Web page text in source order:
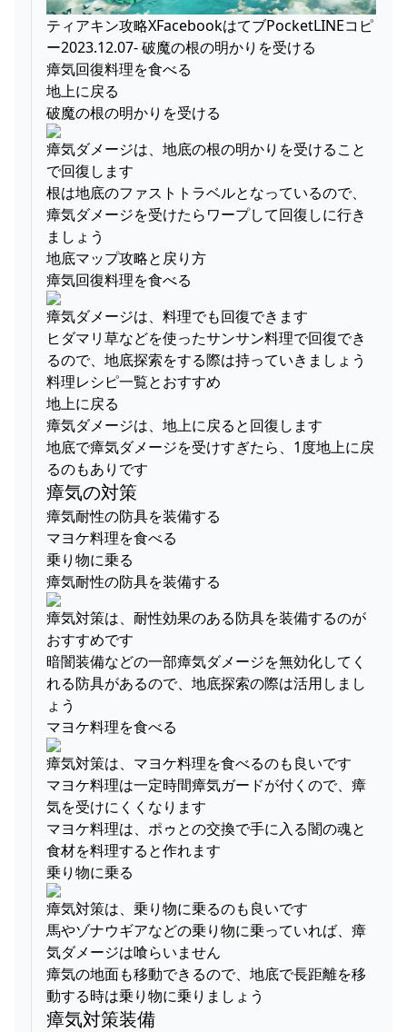
ティアキン攻略XFacebookはてブPocketLINEコピ
ー2023.12.07- 破魔の根の明かりを受ける
瘴気回復料理を食べる
地上に戻る
破魔の根の明かりを受ける
瘴気ダメージは、地底の根の明かりを受けること
で回復します
根は地底のファストトラベルとなっているので、
瘴気ダメージを受けたらワープして回復しに行き
ましょう
地底マップ攻略と戻り方
瘴気回復料理を食べる
瘴気ダメージは、料理でも回復できます
ヒダマリ草などを使ったサンサン料理で回復でき
るので、地底探索をする際は持っていきましょう
料理レシピ一覧とおすすめ
地上に戻る
瘴気ダメージは、地上に戻ると回復します
地底で瘴気ダメージを受けすぎたら、1度地上に戻
るのもありです
瘴気の対策
瘴気耐性の防具を装備する
マヨケ料理を食べる
乗り物に乗る
瘴気耐性の防具を装備する
瘴気対策は、耐性効果のある防具を装備するのが
おすすめです
暗闇装備などの一部瘴気ダメージを無効化してく
れる防具があるので、地底探索の際は活用しまし
ょう
マヨケ料理を食べる
瘴気対策は、マヨケ料理を食べるのも良いです
マヨケ料理は一定時間瘴気ガードが付くので、瘴
気を受けにくくなります
マヨケ料理は、ポゥとの交換で手に入る闇の魂と
食材を料理すると作れます
乗り物に乗る
瘴気対策は、乗り物に乗るのも良いです
馬やゾナウギアなどの乗り物に乗っていれば、瘴
気ダメージは喰らいません
瘴気の地面も移動できるので、地底で長距離を移
動する時は乗り物に乗りましょう
瘴気対策装備